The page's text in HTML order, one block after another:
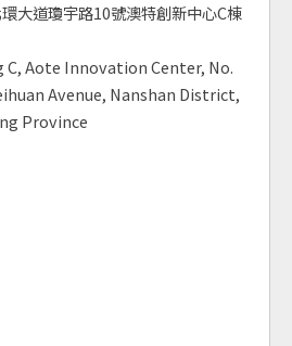
大道瓊宇路10號澳特創新中心C棟
C, Aote Innovation Center, No.
Avenue, Nanshan District,
Province